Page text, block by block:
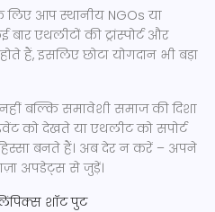
आप स्थानीय NGOs या
एथलीटों की ट्रांस्पोर्ट और
हैं, इसलिए छोटा योगदान भी बड़ा
बल्कि समावेशी समाज की दिशा
को देखते या एथलीट को सपोर्ट
बनते हैं। अब देर न करें – अपने
अपडेट्स से जुड़ें।
शॉट पुट